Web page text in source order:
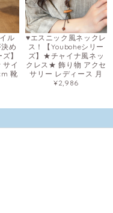
ル
め
】
イ
靴
♥エスニック風ネックレ
ス！【Youboheシリー
ズ】★チャイナ風ネッ
クレス★ 飾り物 アクセ
サリー レディース 月
¥2,986